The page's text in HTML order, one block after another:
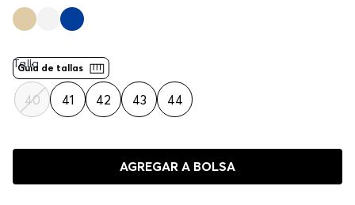
Guía de tallas
Talla
40 41 42 43 44
AGREGAR A BOLSA